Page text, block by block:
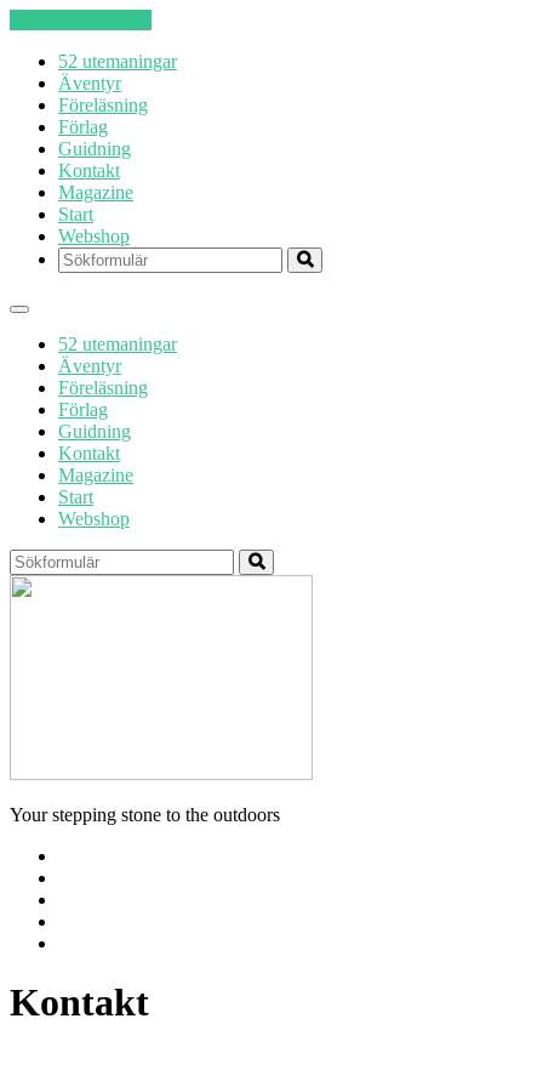
52 utemaningar
Äventyr
Föreläsning
Förlag
Guidning
Kontakt
Magazine
Start
Webshop
Sök
52 utemaningar
Äventyr
Föreläsning
Förlag
Guidning
Kontakt
Magazine
Start
Webshop
Sök
Your stepping stone to the outdoors
Kontakt